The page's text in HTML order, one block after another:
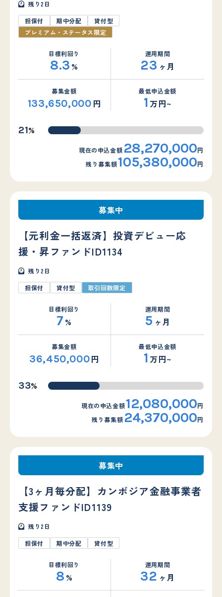
残り2 日
担保付
期中分配
貸付型
プレミアム・ステータス限定
募集金額
133,650,000 円
目標利回り
8.3 %
運用期間
23 ヶ月
最低申込金額
1万円~
21%
現在の申込金額 28,270,000円
残り募集額105,380,000円
募集中
【元利金一括返済】投資デビュー応
援・昇ファンドID1134
残り2 日
担保付
貸付型 取引回数限定
募集金額
36,450,000円
目標利回り
7 %
運用期間
5 ヶ月
最低申込金額
1万円~
33%
現在の申込金額12,080,000円
残り募集額 24,370,000円
募集中
【3ヶ月毎分配】カンボジア金融事業者
支援ファンドID1139
残り2 日
担保付
期中分配 貸付型
目標利回り
8 %
運用期間
32 ヶ月